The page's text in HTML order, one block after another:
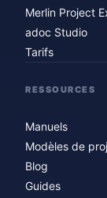
Merlin Project
adoc Studio
Tarifs
RESSOURCES
Manuels
Modèles de
Blog
Guides